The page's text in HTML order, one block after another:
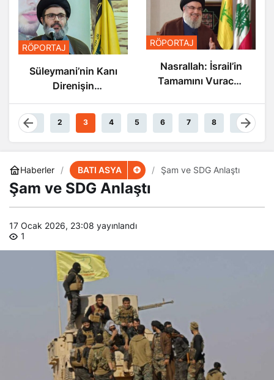
RÖPORTAJ
Nasrallah: İsrail’in
Tamamını Vuracak
Güçteyiz
RÖPORTAJ
Nasrallah: İsrail’in
Sonu Yakın
1 2 3 4 5 6 7 8 9
Haberler BATI ASYA Şam ve SDG Anlaştı
Şam ve SDG Anlaştı
17 Ocak 2026, 23:08
yayınlandı
1